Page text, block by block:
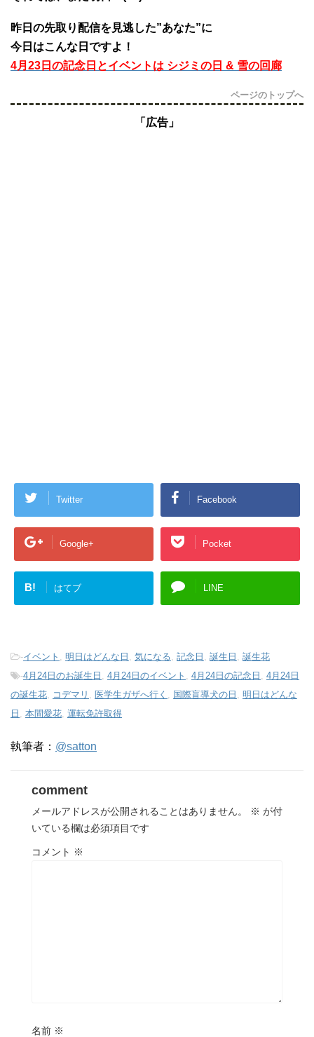
昨日の先取り配信を見逃した”あなた”に
今日はこんな日ですよ！
4月23日の記念日とイベントは シジミの日 & 雪の回廊
ページのトップへ
「広告」
Twitter Facebook
Google+ Pocket
B! はてブ LINE
-イベント 明日はどんな日 気になる 記念日 誕生日
誕生花
-4月24日のお誕生日 4月24日のイベント 4月24日の記念日
4月24日
の誕生花
コデマリ 医学生ガザへ行く 国際盲導犬の日
明日はどんな
日
本間愛花 運転免許取得
執筆者： @satton
comment
メールアドレスが公開されることはありません。 ※ が付
いている欄は必須項目です
コメント ※
名前 ※